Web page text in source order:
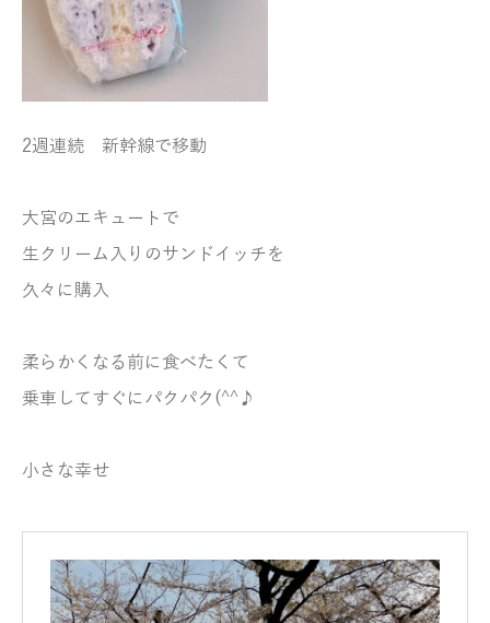
2週連続 新幹線で移動
大宮のエキュートで
生クリーム入りのサンドイッチを
久々に購入
柔らかくなる前に食べたくて
乗車してすぐにパクパク(^^♪
小さな幸せ